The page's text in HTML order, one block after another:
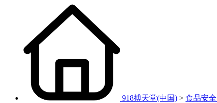
918搏天堂(中国) > 食品安